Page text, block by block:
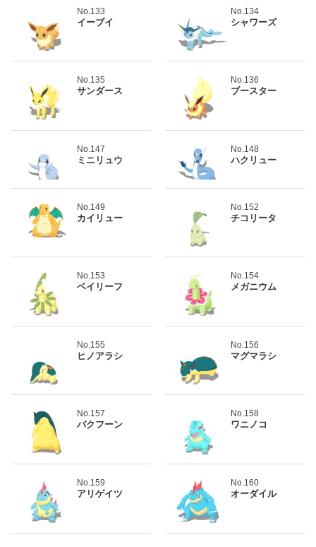
No.133
イーブイ
No.134
シャワーズ
No.135
サンダース
No.136
ブースター
No.147
ミニリュウ
No.148
ハクリュー
No.149
カイリュー
No.152
チコリータ
No.153
ベイリーフ
No.154
メガニウム
No.155
ヒノアラシ
No.156
マグマラシ
No.157
バクフーン
No.158
ワニノコ
No.159
アリゲイツ
No.160
オーダイル